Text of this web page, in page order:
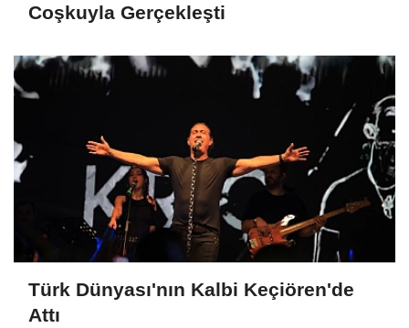
Coşkuyla Gerçekleşti
Türk Dünyası'nın Kalbi Keçiören'de
Attı